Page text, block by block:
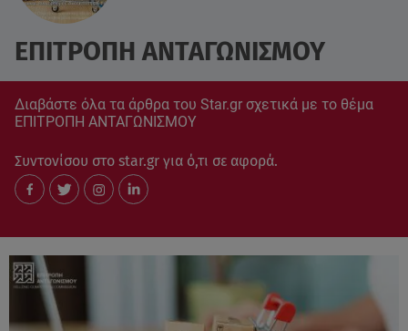
ΕΠΙΤΡΟΠΗ ΑΝΤΑΓΩΝΙΣΜΟΥ
Διαβάστε όλα τα άρθρα του Star.gr σχετικά με το θέμα
ΕΠΙΤΡΟΠΗ ΑΝΤΑΓΩΝΙΣΜΟΥ
Συντονίσου στο star.gr για ό,τι σε αφορά.